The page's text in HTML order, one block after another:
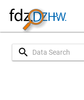
search